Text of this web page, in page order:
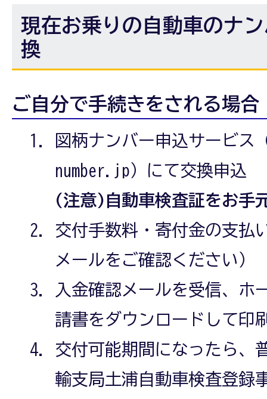
現在お乗りの自動車のナ
換
ご自分で手続きをされる場合
図柄ナンバー申込サービ
number.jp）にて交換申込
(注意)自動車検査証をお手
交付手数料・寄付金の支払
メールをご確認ください）
入金確認メールを受信、ホ
請書をダウンロードして印
交付可能期間になったら、
輸支局土浦自動車検査登録